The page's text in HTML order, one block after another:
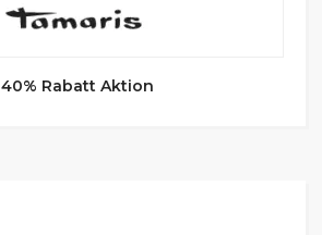
40% Rabatt Aktion